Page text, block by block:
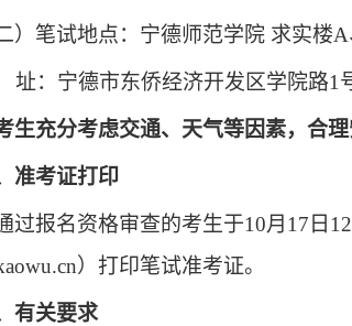
）笔试地点： 宁德师范学院 求实楼A
址： 宁德市东侨经济开发区学院路1
生充分考虑交通、天气等因素，合理
准考证打印
过报名资格审查的考生于10月 1 7 日 1 2
）打印笔试准考证。
有关要求